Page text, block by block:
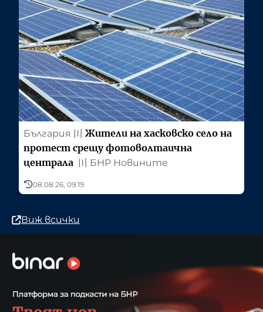
Виж всички
България 〣 Жители на хасковско село на
протест срещу фотоволтаична
централа 〣 БНР Новините
08.08.26, 09:19